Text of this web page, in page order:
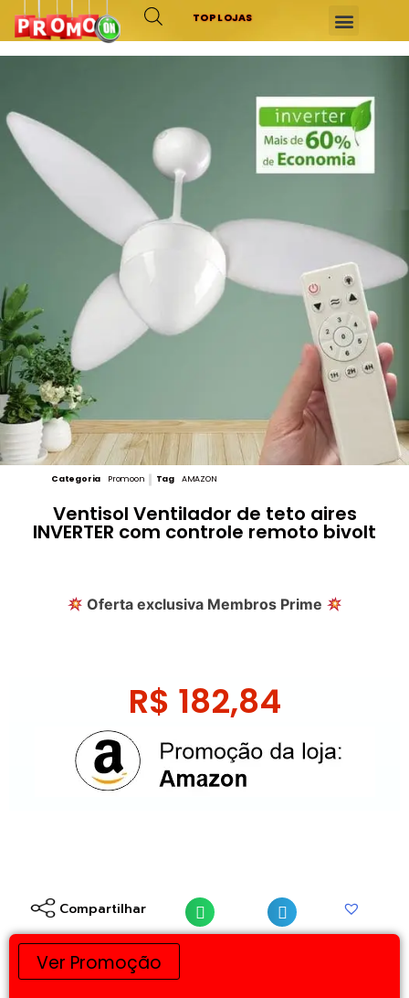
TOP LOJAS
Categoria Promoon Tag AMAZON
Ventisol Ventilador de teto aires
INVERTER com controle remoto bivolt
Oferta exclusiva Membros Prime
R$ 182,84
Compartilhar
Ver Promoção